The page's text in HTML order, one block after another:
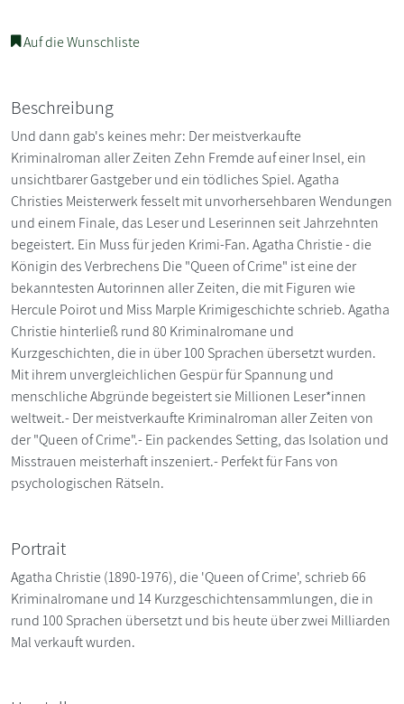
Auf die Wunschliste
Beschreibung
Und dann gab's keines mehr: Der meistverkaufte
Kriminalroman aller Zeiten Zehn Fremde auf einer Insel, ein
unsichtbarer Gastgeber und ein tödliches Spiel. Agatha
Christies Meisterwerk fesselt mit unvorhersehbaren Wendungen
und einem Finale, das Leser und Leserinnen seit Jahrzehnten
begeistert. Ein Muss für jeden Krimi-Fan. Agatha Christie - die
Königin des Verbrechens Die "Queen of Crime" ist eine der
bekanntesten Autorinnen aller Zeiten, die mit Figuren wie
Hercule Poirot und Miss Marple Krimigeschichte schrieb. Agatha
Christie hinterließ rund 80 Kriminalromane und
Kurzgeschichten, die in über 100 Sprachen übersetzt wurden.
Mit ihrem unvergleichlichen Gespür für Spannung und
menschliche Abgründe begeistert sie Millionen Leser*innen
weltweit.- Der meistverkaufte Kriminalroman aller Zeiten von
der "Queen of Crime".- Ein packendes Setting, das Isolation und
Misstrauen meisterhaft inszeniert.- Perfekt für Fans von
psychologischen Rätseln.
Portrait
Agatha Christie (1890-1976), die 'Queen of Crime', schrieb 66
Kriminalromane und 14 Kurzgeschichtensammlungen, die in
rund 100 Sprachen übersetzt und bis heute über zwei Milliarden
Mal verkauft wurden.